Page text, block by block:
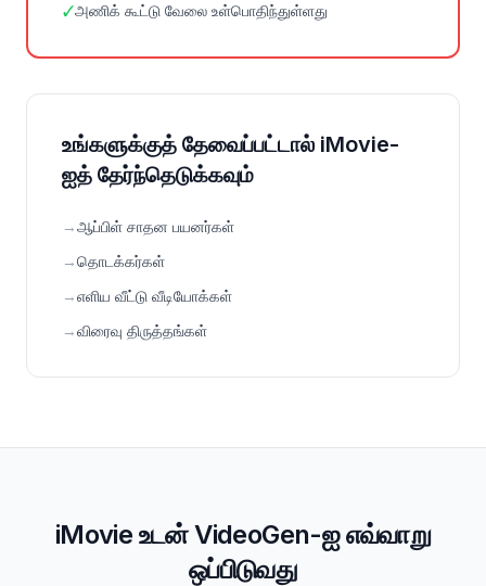
✓அணிக் கூட்டு வேலை உள்பொதிந்துள்ளது
உங்களுக்குத் தேவைப்பட்டால் iMovie-
ஐத் தேர்ந்தெடுக்கவும்
→ஆப்பிள் சாதன பயனர்கள்
→தொடக்கர்கள்
→எளிய வீட்டு வீடியோக்கள்
→விரைவு திருத்தங்கள்
iMovie உடன் VideoGen-ஐ எவ்வாறு
ஒப்பிடுவது